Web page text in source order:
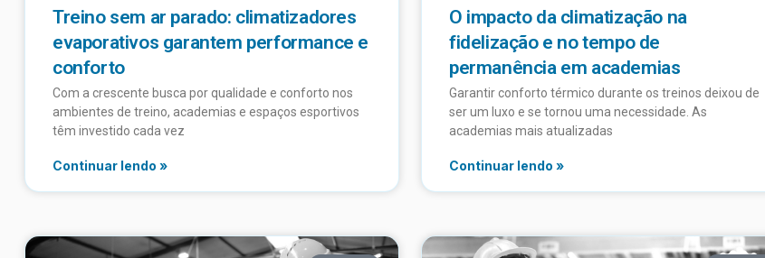
Treino sem ar parado: climatizadores
evaporativos garantem performance e
conforto
Com a crescente busca por qualidade e conforto nos
ambientes de treino, academias e espaços esportivos
têm investido cada vez
Continuar lendo »
O impacto da climatização na
fidelização e no tempo de
permanência em academias
Garantir conforto térmico durante os treinos deixou de
ser um luxo e se tornou uma necessidade. As
academias mais atualizadas
Continuar lendo »